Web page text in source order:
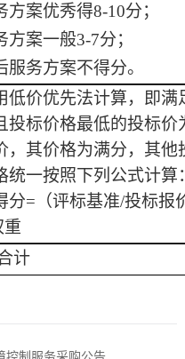
方案优秀得8-10分；
方案一般3-7分；
服务方案不得分。
低价优先法计算，即满
投标价格最低的投标价
，其价格为满分，其他
统一按照下列公式计算
分=（评标基准/投标报
重
计